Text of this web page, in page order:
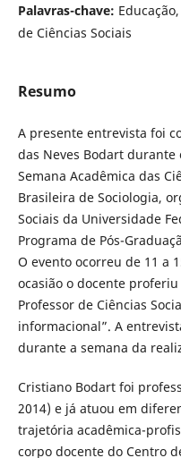
Palavras-chave:
de Ciências Sociais
Resumo
A presente entrevista foi
das Neves Bodart durante
Semana Acadêmica das
Brasileira de Sociologia,
Sociais da Universidade
Programa de Pós-
O evento ocorreu de 11 a
ocasião o docente
Professor de Ciências
informacional”. A
durante a semana da
Cristiano Bodart foi
2014) e já atuou em
trajetória acadêmica-
corpo docente do Centro